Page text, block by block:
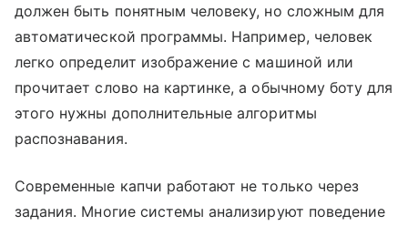
должен быть понятным человеку, но сложным для
автоматической программы. Например, человек
легко определит изображение с машиной или
прочитает слово на картинке, а обычному боту для
этого нужны дополнительные алгоритмы
распознавания.
Современные капчи работают не только через
задания. Многие системы анализируют поведение